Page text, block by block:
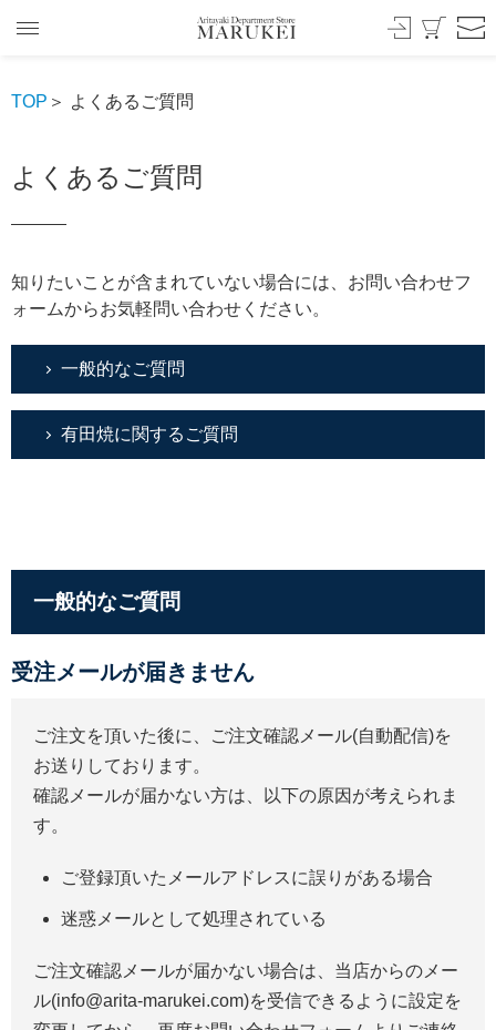
TOP ＞ よくあるご質問
よくあるご質問
知りたいことが含まれていない場合には、お問い合わせフ
ォームからお気軽問い合わせください。
一般的なご質問
有田焼に関するご質問
一般的なご質問
受注メールが届きません
ご注文を頂いた後に、ご注文確認メール(自動配信)を
お送りしております。
確認メールが届かない方は、以下の原因が考えられま
す。
ご登録頂いたメールアドレスに誤りがある場合
迷惑メールとして処理されている
ご注文確認メールが届かない場合は、当店からのメー
ル(info@arita-marukei.com)を受信できるように設定を